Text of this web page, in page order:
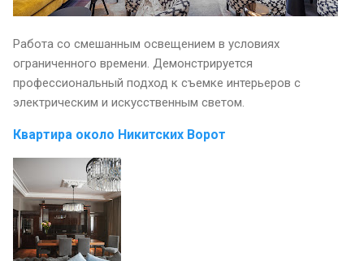
Работа со смешанным освещением в условиях
ограниченного времени. Демонстрируется
профессиональный подход к съемке интерьеров с
электрическим и искусственным светом.
Квартира около Никитских Ворот